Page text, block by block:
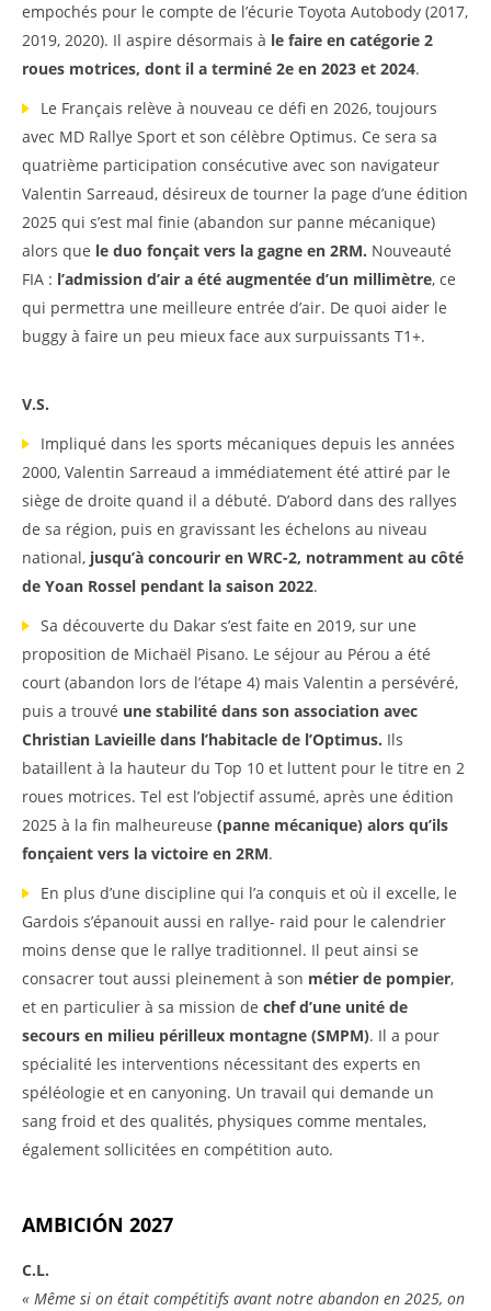
empochés pour le compte de l’écurie Toyota Autobody (2017,
2019, 2020). Il aspire désormais à le faire en catégorie 2
roues motrices, dont il a terminé 2e en 2023 et 2024.
Le Français relève à nouveau ce défi en 2026, toujours
avec MD Rallye Sport et son célèbre Optimus. Ce sera sa
quatrième participation consécutive avec son navigateur
Valentin Sarreaud, désireux de tourner la page d’une édition
2025 qui s’est mal finie (abandon sur panne mécanique)
alors que le duo fonçait vers la gagne en 2RM. Nouveauté
FIA : l’admission d’air a été augmentée d’un millimètre, ce
qui permettra une meilleure entrée d’air. De quoi aider le
buggy à faire un peu mieux face aux surpuissants T1+.
V.S.
Impliqué dans les sports mécaniques depuis les années
2000, Valentin Sarreaud a immédiatement été attiré par le
siège de droite quand il a débuté. D’abord dans des rallyes
de sa région, puis en gravissant les échelons au niveau
national, jusqu’à concourir en WRC-2, notramment au côté
de Yoan Rossel pendant la saison 2022.
Sa découverte du Dakar s’est faite en 2019, sur une
proposition de Michaël Pisano. Le séjour au Pérou a été
court (abandon lors de l’étape 4) mais Valentin a persévéré,
puis a trouvé une stabilité dans son association avec
Christian Lavieille dans l’habitacle de l’Optimus. Ils
bataillent à la hauteur du Top 10 et luttent pour le titre en 2
roues motrices. Tel est l’objectif assumé, après une édition
2025 à la fin malheureuse (panne mécanique) alors qu’ils
fonçaient vers la victoire en 2RM.
En plus d’une discipline qui l’a conquis et où il excelle, le
Gardois s’épanouit aussi en rallye- raid pour le calendrier
moins dense que le rallye traditionnel. Il peut ainsi se
consacrer tout aussi pleinement à son métier de pompier,
et en particulier à sa mission de chef d’une unité de
secours en milieu périlleux montagne (SMPM). Il a pour
spécialité les interventions nécessitant des experts en
spéléologie et en canyoning. Un travail qui demande un
sang froid et des qualités, physiques comme mentales,
également sollicitées en compétition auto.
AMBICIÓN 2027
C.L.
« Même si on était compétitifs avant notre abandon en 2025, on